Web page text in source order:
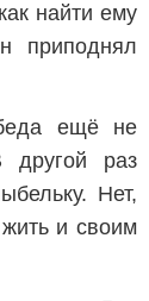
найти ему
приподнял
ещё не
раз
Нет,
и своим